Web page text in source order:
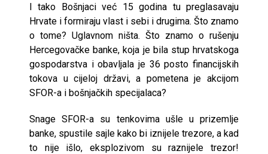
I tako Bošnjaci već 15 godina tu preglasavaju
Hrvate i formiraju vlast i sebi i drugima. Što znamo
o tome? Uglavnom ništa. Što znamo o rušenju
Hercegovačke banke, koja je bila stup hrvatskoga
gospodarstva i obavljala je 36 posto financijskih
tokova u cijeloj državi, a pometena je akcijom
SFOR-a i bošnjačkih specijalaca?
Snage SFOR-a su tenkovima ušle u prizemlje
banke, spustile sajle kako bi iznijele trezore, a kad
to nije išlo, eksplozivom su raznijele trezor!